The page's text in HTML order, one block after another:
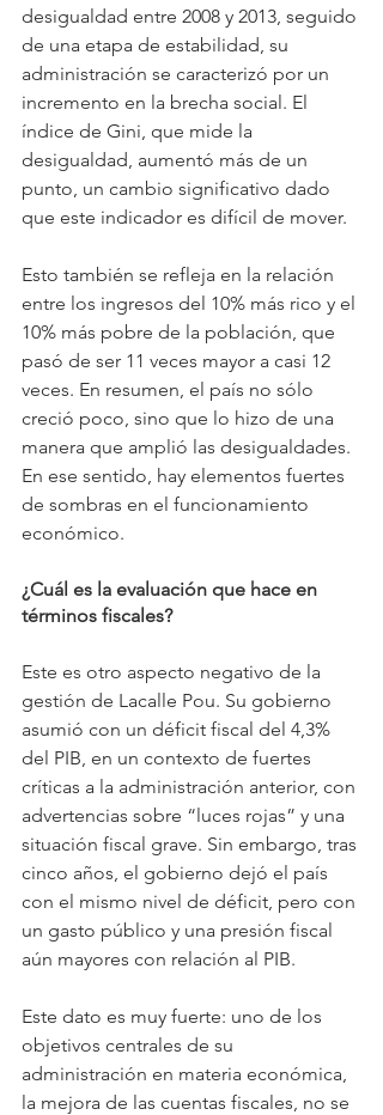
desigualdad entre 2008 y 2013, seguido
de una etapa de estabilidad, su
administración se caracterizó por un
incremento en la brecha social. El
índice de Gini, que mide la
desigualdad, aumentó más de un
punto, un cambio significativo dado
que este indicador es difícil de mover.
Esto también se refleja en la relación
entre los ingresos del 10% más rico y el
10% más pobre de la población, que
pasó de ser 11 veces mayor a casi 12
veces. En resumen, el país no sólo
creció poco, sino que lo hizo de una
manera que amplió las desigualdades.
En ese sentido, hay elementos fuertes
de sombras en el funcionamiento
económico.
¿Cuál es la evaluación que hace en
términos fiscales?
Este es otro aspecto negativo de la
gestión de Lacalle Pou. Su gobierno
asumió con un déficit fiscal del 4,3%
del PIB, en un contexto de fuertes
críticas a la administración anterior, con
advertencias sobre “luces rojas” y una
situación fiscal grave. Sin embargo, tras
cinco años, el gobierno dejó el país
con el mismo nivel de déficit, pero con
un gasto público y una presión fiscal
aún mayores con relación al PIB.
Este dato es muy fuerte: uno de los
objetivos centrales de su
administración en materia económica,
la mejora de las cuentas fiscales, no se